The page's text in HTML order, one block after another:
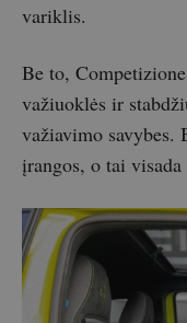
variklis.
Be to,
važiuoklės ir
važiavimo savybes.
įrangos, o tai